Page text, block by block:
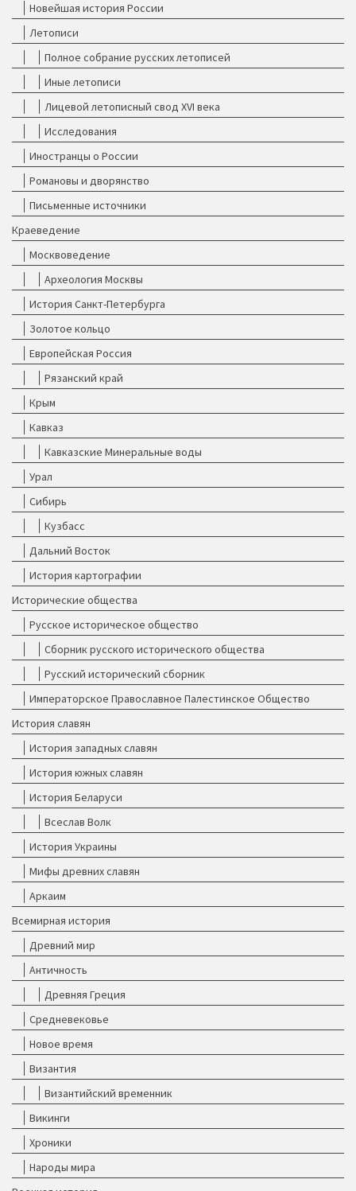
Новейшая история России
Летописи
Полное собрание русских летописей
Иные летописи
Лицевой летописный свод XVI века
Исследования
Иностранцы о России
Романовы и дворянство
Письменные источники
Краеведение
Москвоведение
Археология Москвы
История Санкт-Петербурга
Золотое кольцо
Европейская Россия
Рязанский край
Крым
Кавказ
Кавказские Минеральные воды
Урал
Сибирь
Кузбасс
Дальний Восток
История картографии
Исторические общества
Русское историческое общество
Сборник русского исторического общества
Русский исторический сборник
Императорское Православное Палестинское Общество
История славян
История западных славян
История южных славян
История Беларуси
Всеслав Волк
История Украины
Мифы древних славян
Аркаим
Всемирная история
Древний мир
Античность
Древняя Греция
Средневековье
Новое время
Византия
Византийский временник
Викинги
Хроники
Народы мира